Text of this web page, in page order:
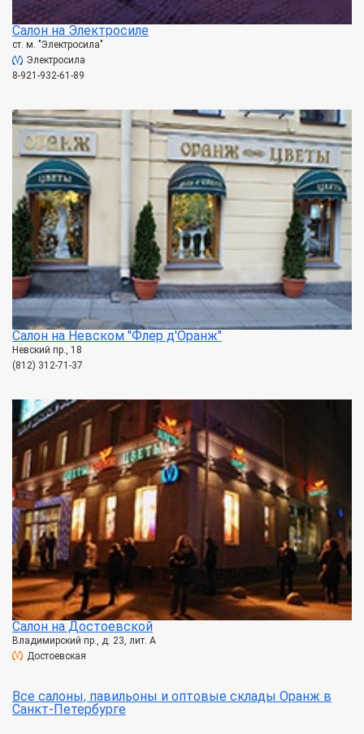
Салон на Электросиле
ст. м. "Электросила"
Электросила
8-921-932-61-89
Салон на Невском "Флер д'Оранж"
Невский пр., 18
(812) 312-71-37
Салон на Достоевской
Владимирский пр., д. 23, лит. А
Достоевская
Все салоны, павильоны и оптовые склады Оранж в
Санкт-Петербурге